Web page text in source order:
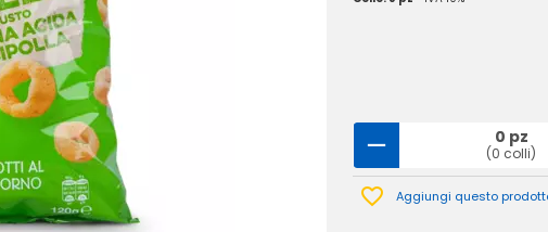
0 pz
(0 colli)
Aggiungi questo